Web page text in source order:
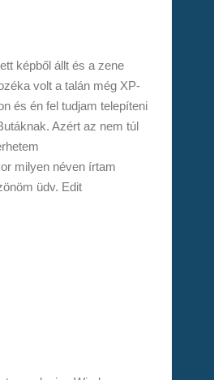
képből állt és a zene
volt a talán még XP-
és én fel tudjam telepíteni
Azért az nem túl
milyen néven írtam
üdv. Edit